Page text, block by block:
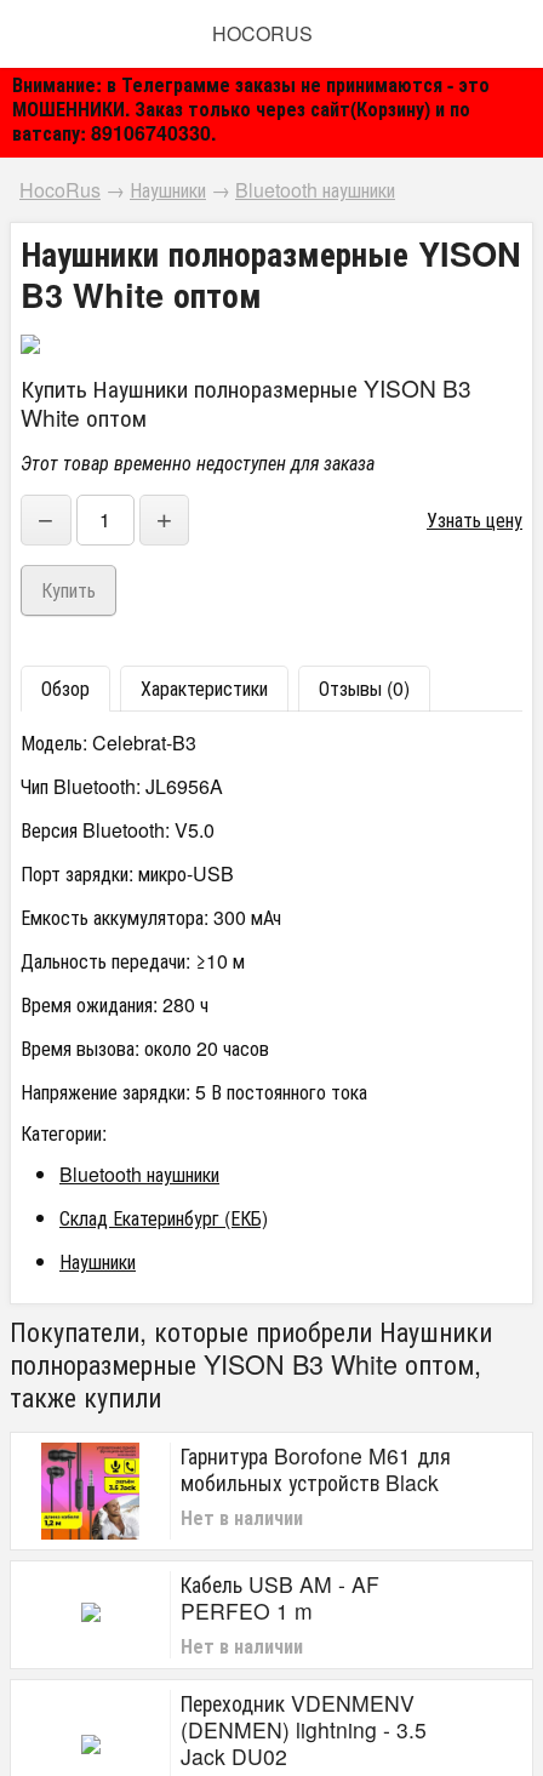
Внимание: в Телеграмме заказы не принимаются - это
МОШЕННИКИ. Заказ только через сайт(Корзину) и по
ватсапу: 89106740330.
HOCORUS
HocoRus → Наушники → Bluetooth наушники
Наушники полноразмерные YISON
B3 White оптом
Купить Наушники полноразмерные YISON B3
White оптом
Этот товар временно недоступен для заказа
− + Узнать цену
Обзор Характеристики
Отзывы (0)
Модель: Celebrat-B3
Чип Bluetooth: JL6956A
Версия Bluetooth: V5.0
Порт зарядки: микро-USB
Емкость аккумулятора: 300 мАч
Дальность передачи: ≥10 м
Время ожидания: 280 ч
Время вызова: около 20 часов
Напряжение зарядки: 5 В постоянного тока
Категории:
Bluetooth наушники
Склад Екатеринбург (ЕКБ)
Наушники
Покупатели, которые приобрели Наушники
полноразмерные YISON B3 White оптом,
также купили
Гарнитура Borofone M61 для
мобильных устройств Black
Нет в наличии
Кабель USB AM - AF
PERFEO 1 m
Нет в наличии
Переходник VDENMENV
(DENMEN) lightning - 3.5
Jack DU02